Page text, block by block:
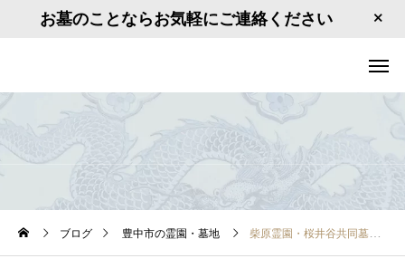
お墓のことならお気軽にご連絡ください
ブログ 豊中市の霊園・墓地 柴原霊園・桜井谷共同墓地 大阪府豊中市柴原町4